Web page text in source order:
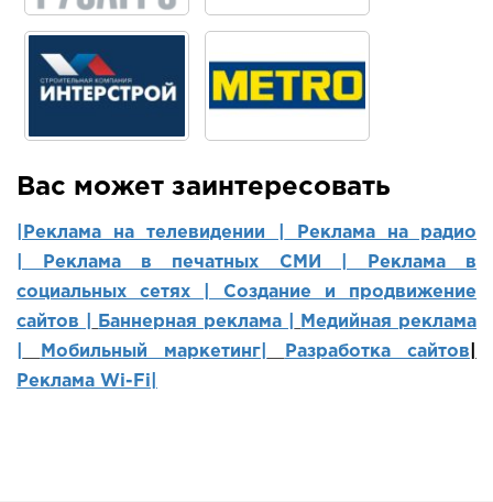
Вас может заинтересовать
|Реклама на телевидении |
Реклама на радио
Реклама в печатных СМИ |
Реклама в
социальных сетях | Создание и продвижение
сайтов
Баннерная реклама |
Медийная реклама
Мобильный маркетинг Разработка сайтов
Реклама Wi-Fi|